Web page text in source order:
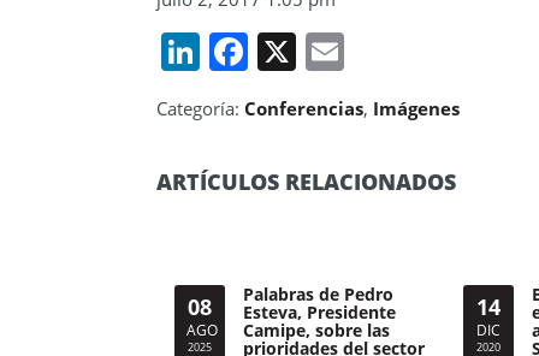
LinkedIn
Facebook
X
Categoría: Conferencias, Imágenes
ARTÍCULOS RELACIONADOS
08
AGO
2025
Palabras de Pedro
Esteva, Presidente
Camipe, sobre las
prioridades del sector
14
DIC
2020